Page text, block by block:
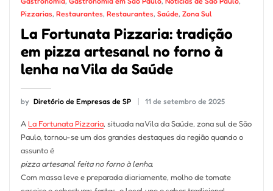
Pizzarias, Restaurantes, Restaurantes, Saúde, Zona Sul
La Fortunata Pizzaria: tradição
em pizza artesanal no forno à
lenha na Vila da Saúde
by Diretório de Empresas de SP 11 de setembro de 2025
ALa Fortunata Pizzaria, situada na Vila da Saúde, zona sul de São
Paulo, tornou-se um dos grandes destaques da região quando o
assunto é
pizza artesanal feita no forno à lenha.
Com massa leve e preparada diariamente, molho de tomate